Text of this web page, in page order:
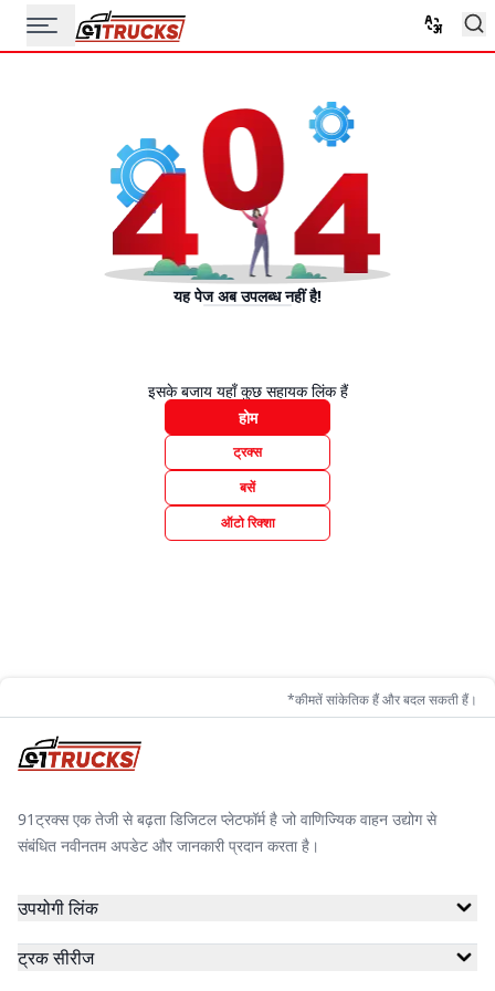
यह पेज अब उपलब्ध नहीं है!
इसके बजाय यहाँ कुछ सहायक लिंक हैं
होम
ट्रक्स
बसें
ऑटो रिक्शा
*कीमतें सांकेतिक हैं और बदल सकती हैं।
91ट्रक्स एक तेजी से बढ़ता डिजिटल प्लेटफॉर्म है जो वाणिज्यिक वाहन उद्योग से
संबंधित नवीनतम अपडेट और जानकारी प्रदान करता है।
उपयोगी लिंक
ट्रक सीरीज